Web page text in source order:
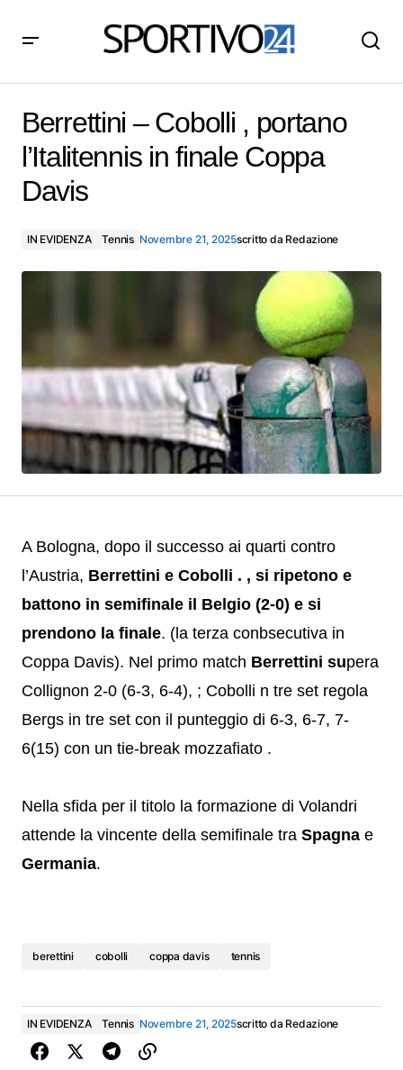
Berrettini – Cobolli , portano
l’Italitennis in finale Coppa
Davis
IN EVIDENZA Tennis Novembre 21, 2025scritto da Redazione
A Bologna, dopo il successo ai quarti contro
l’Austria, Berrettini e Cobolli . , si ripetono e
battono in semifinale il Belgio (2-0) e si
prendono la finale. (la terza conbsecutiva in
Coppa Davis). Nel primo match Berrettini supera
Collignon 2-0 (6-3, 6-4), ; Cobolli n tre set regola
Bergs in tre set con il punteggio di 6-3, 6-7, 7-
6(15) con un tie-break mozzafiato .
Nella sfida per il titolo la formazione di Volandri
attende la vincente della semifinale tra Spagna e
Germania.
berettini cobolli coppa davis tennis
IN EVIDENZA Tennis Novembre 21, 2025scritto da Redazione